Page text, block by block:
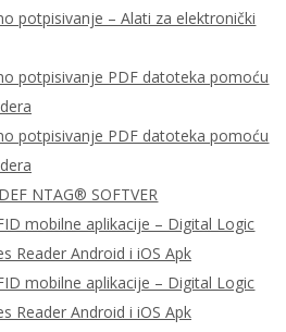
potpisivanje – Alati za elektronički
potpisivanje PDF datoteka pomoću
potpisivanje PDF datoteka pomoću
NTAG® SOFTVER
mobilne aplikacije – Digital Logic
Reader Android i iOS Apk
mobilne aplikacije – Digital Logic
Reader Android i iOS Apk